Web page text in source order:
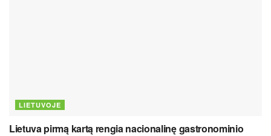
LIETUVOJE
Lietuva pirmą kartą rengia nacionalinę gastronominio